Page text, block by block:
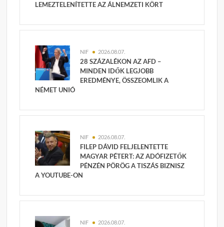
LEMEZTELENÍTETTE AZ ÁLNEMZETI KÖRT
NIF 2026.08.07.
28 SZÁZALÉKON AZ AFD –
MINDEN IDŐK LEGJOBB
EREDMÉNYE, ÖSSZEOMLIK A
NÉMET UNIÓ
NIF 2026.08.07.
FILEP DÁVID FELJELENTETTE
MAGYAR PÉTERT: AZ ADÓFIZETŐK
PÉNZÉN PÖRÖG A TISZÁS BIZNISZ
A YOUTUBE-ON
NIF 2026.08.07.